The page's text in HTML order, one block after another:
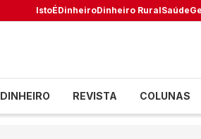
IstoÉDinheiroDinheiro RuralSaúde
DINHEIRO REVISTA COLUNAS